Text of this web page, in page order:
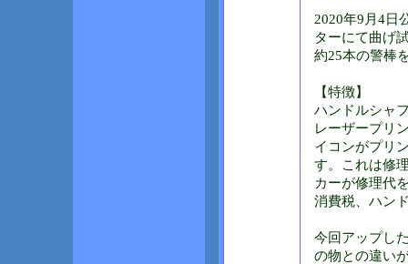
2020年9月4日
ターにて曲げ
約25本の警棒
【特徴】
ハンドルシャ
レーザープリ
イコンがプリ
す。これは修
カーが修理代
消費税、ハン
今回アップし
の物との違い